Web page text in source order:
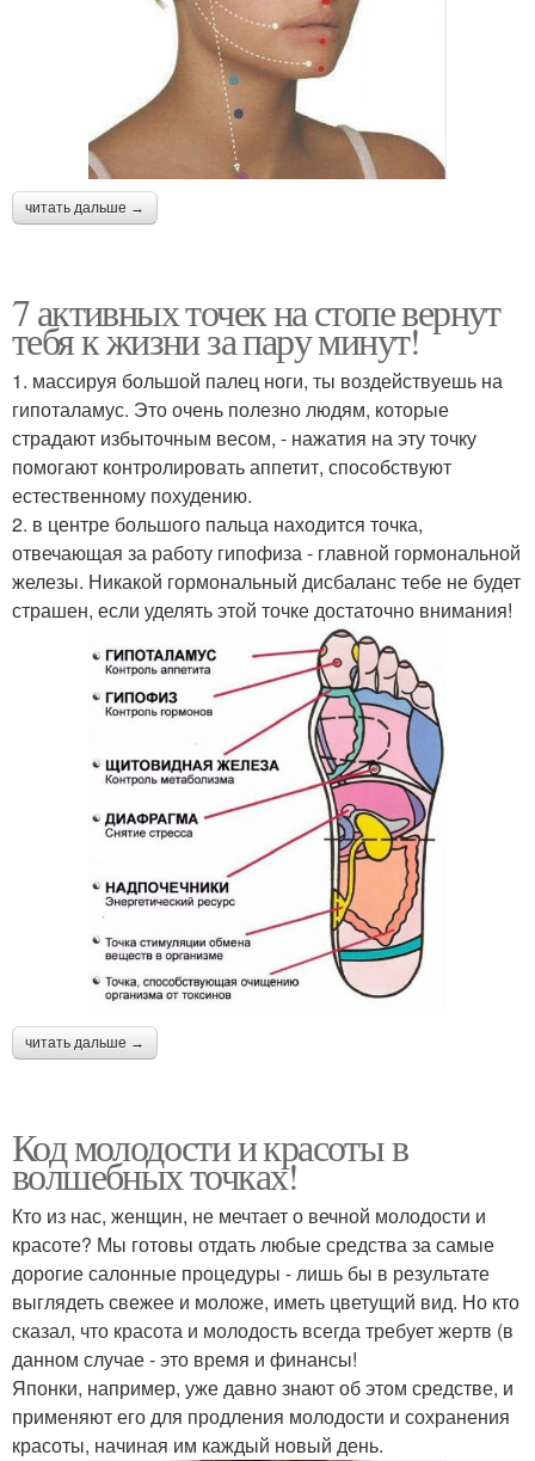
читать дальше →
7 активных точек на стопе вернут
тебя к жизни за пару минут!
1. массируя большой палец ноги, ты воздействуешь на
гипоталамус. Это очень полезно людям, которые
страдают избыточным весом, - нажатия на эту точку
помогают контролировать аппетит, способствуют
естественному похудению.
2. в центре большого пальца находится точка,
отвечающая за работу гипофиза - главной гормональной
железы. Никакой гормональный дисбаланс тебе не будет
страшен, если уделять этой точке достаточно внимания!
читать дальше →
Код молодости и красоты в
волшебных точках!
Кто из нас, женщин, не мечтает о вечной молодости и
красоте? Мы готовы отдать любые средства за самые
дорогие салонные процедуры - лишь бы в результате
выглядеть свежее и моложе, иметь цветущий вид. Но кто
сказал, что красота и молодость всегда требует жертв (в
данном случае - это время и финансы!
Японки, например, уже давно знают об этом средстве, и
применяют его для продления молодости и сохранения
красоты, начиная им каждый новый день.